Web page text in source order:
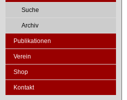
Suche
Archiv
Publikationen
Verein
Shop
Kontakt